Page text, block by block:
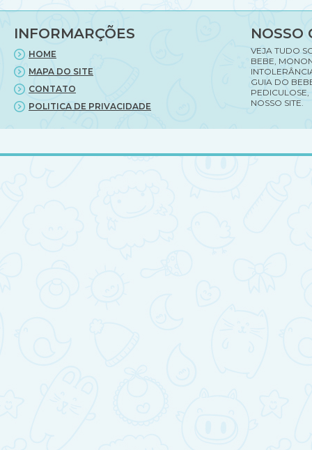
para
festa
infantil.
INFORMARÇÕES
HOME
MAPA DO SITE
CONTATO
POLITICA DE PRIVACIDADE
NOSSO
VEJA TUDO
BEBE,
GUIA DO
PEDICULOSE,
NOSSO SITE.